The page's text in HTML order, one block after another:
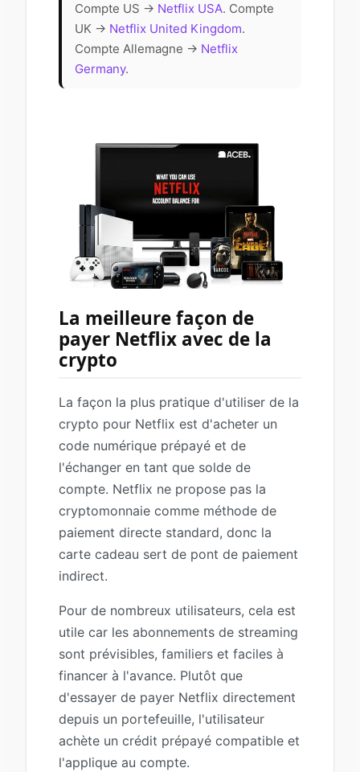
Compte US → Netflix USA. Compte
UK → Netflix United Kingdom.
Compte Allemagne → Netflix
Germany.
La meilleure façon de
payer Netflix avec de la
crypto
La façon la plus pratique d'utiliser de la
crypto pour Netflix est d'acheter un
code numérique prépayé et de
l'échanger en tant que solde de
compte. Netflix ne propose pas la
cryptomonnaie comme méthode de
paiement directe standard, donc la
carte cadeau sert de pont de paiement
indirect.
Pour de nombreux utilisateurs, cela est
utile car les abonnements de streaming
sont prévisibles, familiers et faciles à
financer à l'avance. Plutôt que
d'essayer de payer Netflix directement
depuis un portefeuille, l'utilisateur
achète un crédit prépayé compatible et
l'applique au compte.